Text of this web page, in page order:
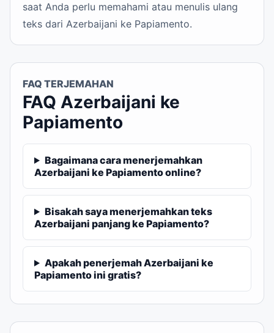
saat Anda perlu memahami atau menulis ulang
teks dari Azerbaijani ke Papiamento.
FAQ TERJEMAHAN
FAQ Azerbaijani ke
Papiamento
Bagaimana cara menerjemahkan
Azerbaijani ke Papiamento online?
Bisakah saya menerjemahkan teks
Azerbaijani panjang ke Papiamento?
Apakah penerjemah Azerbaijani ke
Papiamento ini gratis?